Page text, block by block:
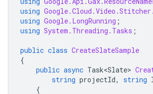
using
using Google.LongRunning
using System.Threading.Tasks
public class CreateSlateSample
public async Task<Slate>
string projectId,